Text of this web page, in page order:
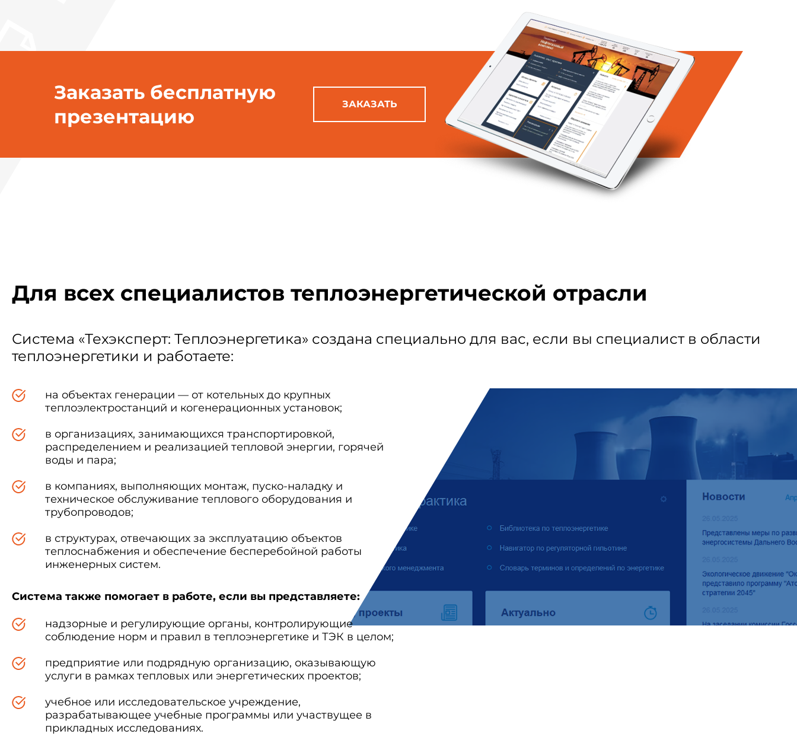
Заказать бесплатную
презентацию
ЗАКАЗАТЬ
Для всех специалистов теплоэнергетической отрасли
Система «Техэксперт: Теплоэнергетика» создана специально для вас, если вы специалист в области
теплоэнергетики и работаете:
на объектах генерации — от котельных до крупных
теплоэлектростанций и когенерационных установок;
в организациях, занимающихся транспортировкой,
распределением и реализацией тепловой энергии, горячей
воды и пара;
в компаниях, выполняющих монтаж, пуско-наладку и
техническое обслуживание теплового оборудования и
трубопроводов;
в структурах, отвечающих за эксплуатацию объектов
теплоснабжения и обеспечение бесперебойной работы
инженерных систем.
Система также помогает в работе, если вы представляете:
надзорные и регулирующие органы, контролирующие
соблюдение норм и правил в теплоэнергетике и ТЭК в целом;
предприятие или подрядную организацию, оказывающую
услуги в рамках тепловых или энергетических проектов;
учебное или исследовательское учреждение,
разрабатывающее учебные программы или участвущее в
прикладных исследованиях.